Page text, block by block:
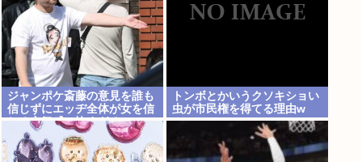
ジャンポケ斎藤の意見を誰も
信じずにエッヂ全体が女を信
じる空気感、怖すぎる
トンボとかいうクソキショい
虫が市民権を得てる理由w